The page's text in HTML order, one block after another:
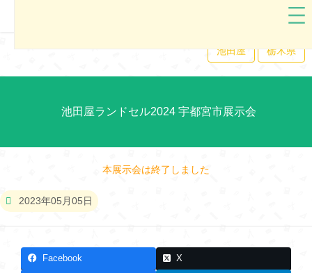
池田屋 栃木県
池田屋ランドセル2024 宇都宮市展示会
本展示会は終了しました
2023年05月05日
Facebook X